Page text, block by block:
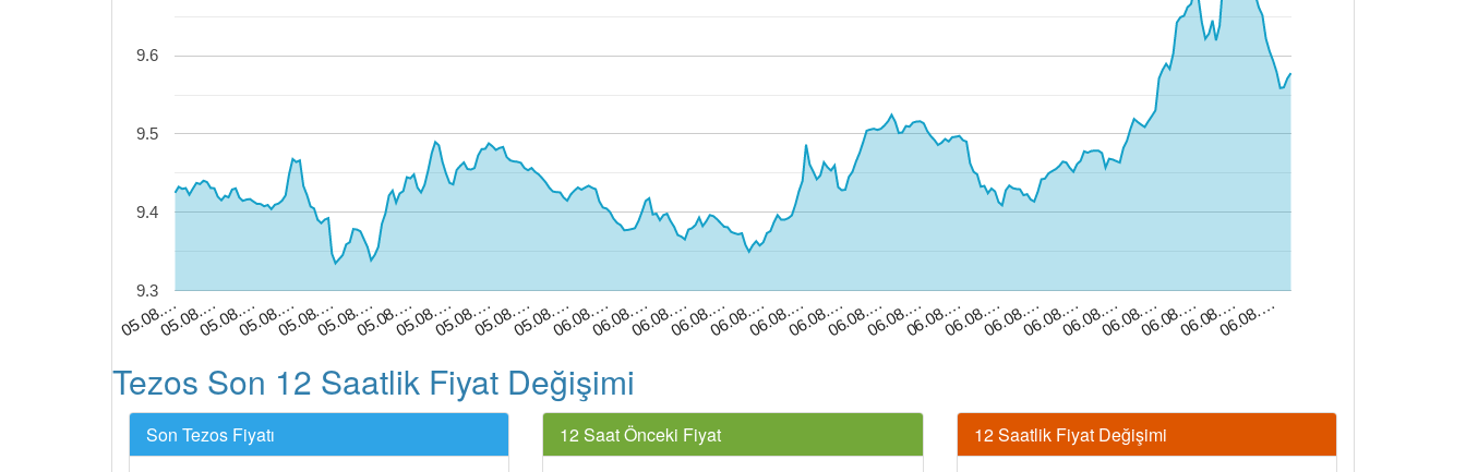
05.08.…05.08.…05.08.…05.08.…05.08.…05.08.…05.08.…05.08.…05.08.…05.08.…05.08.…06.08.…06.08.…06.08.…06.08.…06.08.…06.08.…06.08.…06.08.…06.08.…06.08.…06.08.…06.08.…06.08.…06.08.…06.08.…06.08.…06.08.…06.08.…
9.3
9.4
9.5
9.6
Tezos Son 12 Saatlik Fiyat Değişimi
Son Tezos Fiyatı 12 Saat Önceki Fiyat 12 Saatlik Fiyat Değişimi